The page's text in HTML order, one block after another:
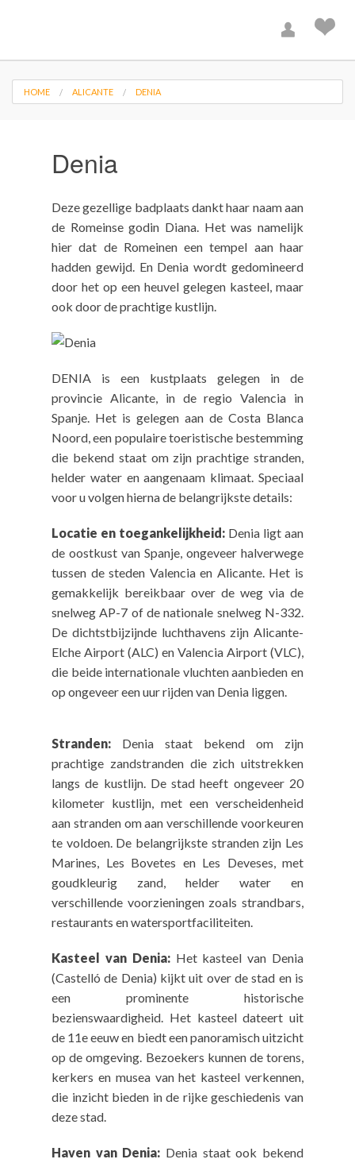
HOME ALICANTE DENIA
Denia
Deze gezellige badplaats dankt haar naam aan
de Romeinse godin Diana. Het was namelijk
hier dat de Romeinen een tempel aan haar
hadden gewijd. En Denia wordt gedomineerd
door het op een heuvel gelegen kasteel, maar
ook door de prachtige kustlijn.
DENIA is een kustplaats gelegen in de
provincie Alicante, in de regio Valencia in
Spanje. Het is gelegen aan de Costa Blanca
Noord, een populaire toeristische bestemming
die bekend staat om zijn prachtige stranden,
helder water en aangenaam klimaat. Speciaal
voor u volgen hierna de belangrijkste details:
Locatie en toegankelijkheid: Denia ligt aan
de oostkust van Spanje, ongeveer halverwege
tussen de steden Valencia en Alicante. Het is
gemakkelijk bereikbaar over de weg via de
snelweg AP-7 of de nationale snelweg N-332.
De dichtstbijzijnde luchthavens zijn Alicante-
Elche Airport (ALC) en Valencia Airport (VLC),
die beide internationale vluchten aanbieden en
op ongeveer een uur rijden van Denia liggen.
Stranden: Denia staat bekend om zijn
prachtige zandstranden die zich uitstrekken
langs de kustlijn. De stad heeft ongeveer 20
kilometer kustlijn, met een verscheidenheid
aan stranden om aan verschillende voorkeuren
te voldoen. De belangrijkste stranden zijn Les
Marines, Les Bovetes en Les Deveses, met
goudkleurig zand, helder water en
verschillende voorzieningen zoals strandbars,
restaurants en watersportfaciliteiten.
Kasteel van Denia:Het kasteel van Denia
(Castelló de Denia) kijkt uit over de stad en is
een prominente historische
bezienswaardigheid. Het kasteel dateert uit
de 11e eeuw en biedt een panoramisch uitzicht
op de omgeving. Bezoekers kunnen de torens,
kerkers en musea van het kasteel verkennen,
die inzicht bieden in de rijke geschiedenis van
deze stad.
Haven van Denia: Denia staat ook bekend